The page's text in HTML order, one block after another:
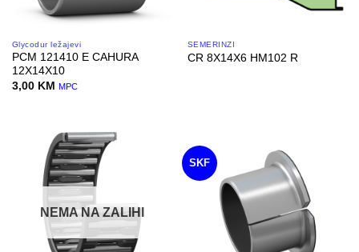
Glycodur ležajevi
PCM 121410 E CAHURA
12X14X10
3,00 KM MPC
SEMERINZI
CR 8X14X6 HM102 R
NEMA NA ZALIHI
SKF